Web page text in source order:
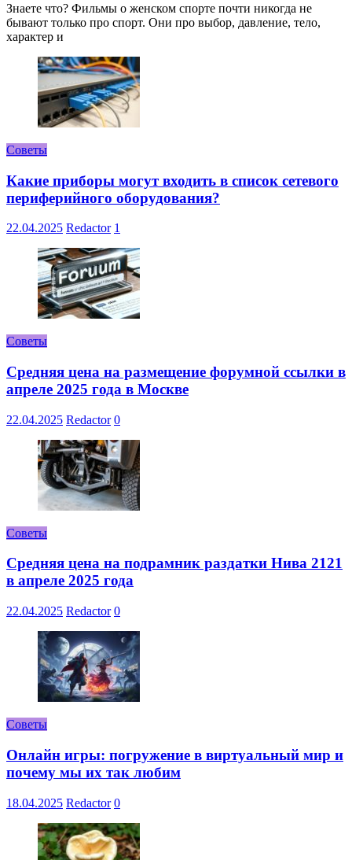
Знаете что? Фильмы о женском спорте почти никогда не
бывают только про спорт. Они про выбор, давление, тело,
характер и
Советы
Какие приборы могут входить в список сетевого
периферийного оборудования?
22.04.2025 Redactor 1
Советы
Средняя цена на размещение форумной ссылки в
апреле 2025 года в Москве
22.04.2025 Redactor 0
Советы
Средняя цена на подрамник раздатки Нива 2121
в апреле 2025 года
22.04.2025 Redactor 0
Советы
Онлайн игры: погружение в виртуальный мир и
почему мы их так любим
18.04.2025 Redactor 0